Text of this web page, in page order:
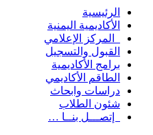
الرئيسية
الأكاديمية اليمنية
المركز الإعلامي
القبول والتسجيل
برامج الأكاديمية
الطاقم الأكاديمي
دراسات وابحاث
شئون الطلاب
إتصـــل بنــا …